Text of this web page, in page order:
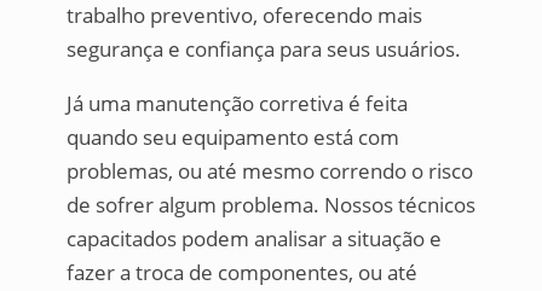
trabalho preventivo, oferecendo mais
segurança e confiança para seus usuários.
Já uma manutenção corretiva é feita
quando seu equipamento está com
problemas, ou até mesmo correndo o risco
de sofrer algum problema. Nossos técnicos
capacitados podem analisar a situação e
fazer a troca de componentes, ou até